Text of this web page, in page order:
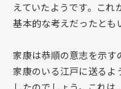
えていたようです。これ
基本的な考えだったとも
家康は恭順の意志を示す
家康のいる江戸に送るよ